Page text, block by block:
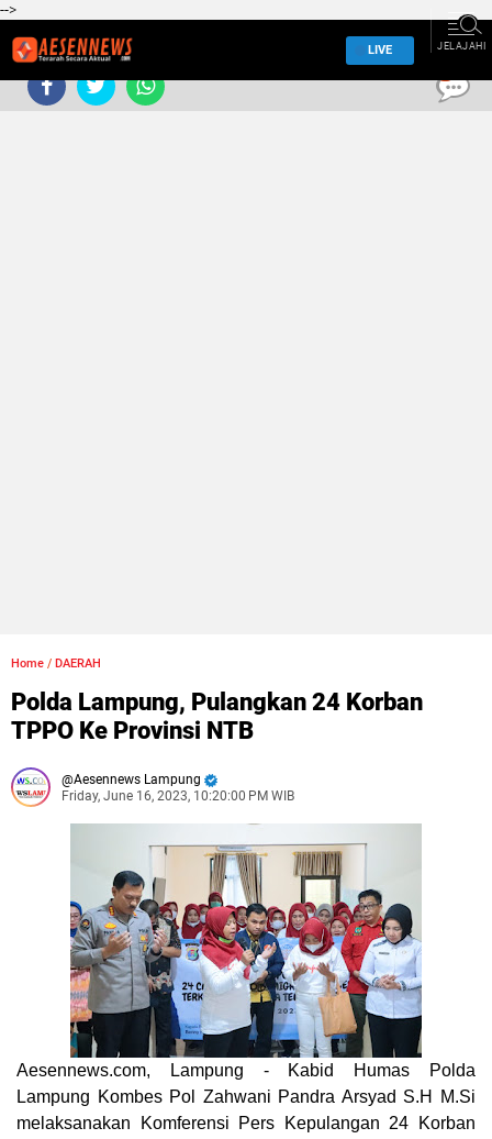
-->
LIVE JELAJAHI
Home / DAERAH
Polda Lampung, Pulangkan 24 Korban
TPPO Ke Provinsi NTB
Aesennews Lampung
Friday, June 16, 2023, 10:20:00 PM WIB
Aesennews.com, Lampung - Kabid Humas Polda
Lampung Kombes Pol Zahwani Pandra Arsyad S.H M.Si
melaksanakan Komferensi Pers Kepulangan 24 Korban